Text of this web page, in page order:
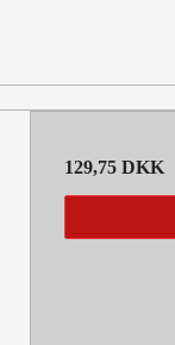
129,75 DKK